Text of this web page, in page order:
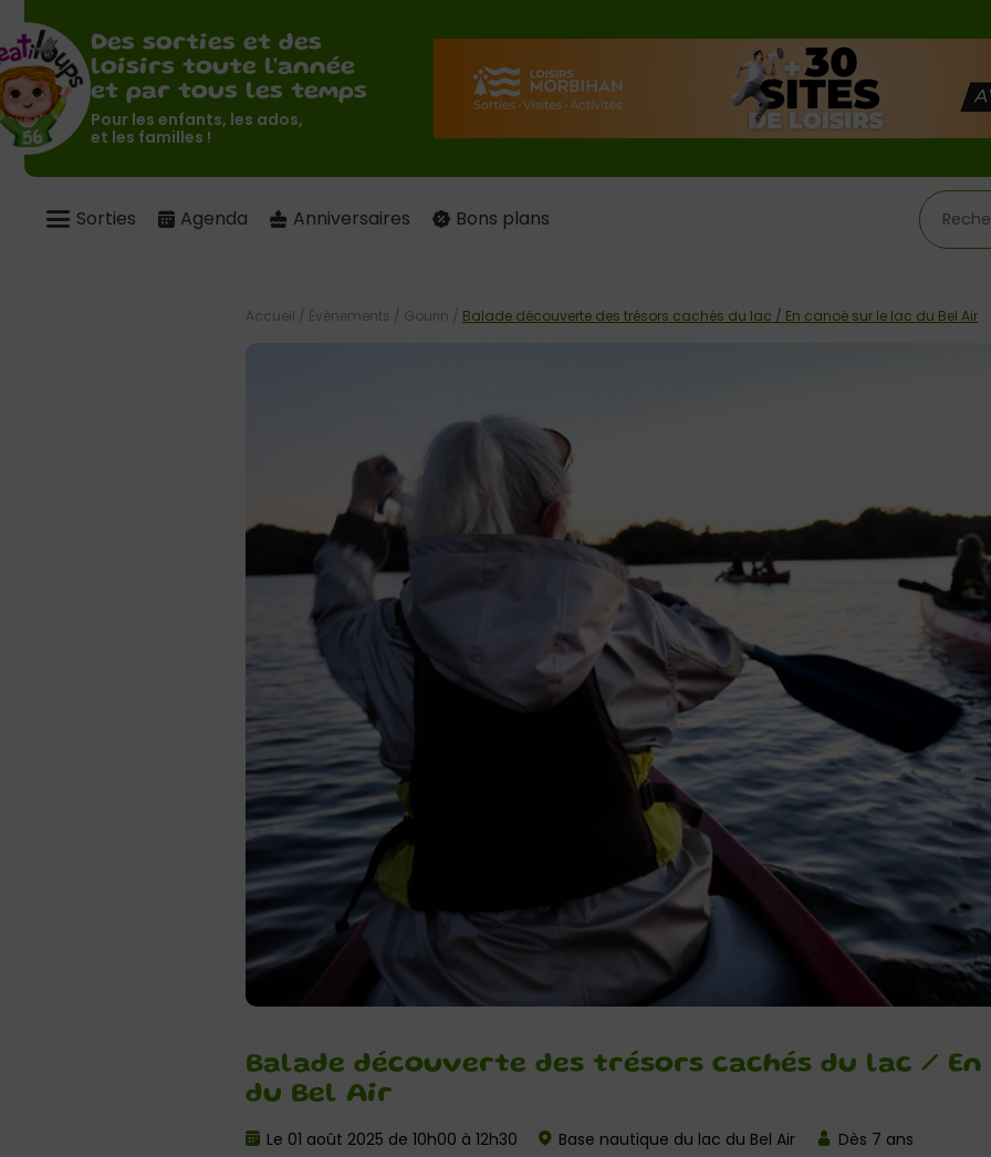
Des sorties et des
loisirs toute l'année
et par tous les temps
Pour les enfants, les ados,
et les familles !
Sorties Agenda Anniversaires Bons plans
Balade découverte des trésors cachés du lac /
du Bel Air
Le 01 août 2025 de 10h00 à 12h30 Base nautique du lac du Bel Air Dès 7 ans
Accueil / Évènements / Gourin / Balade découverte des trésors cachés du lac / En canoë sur le lac du Bel Air